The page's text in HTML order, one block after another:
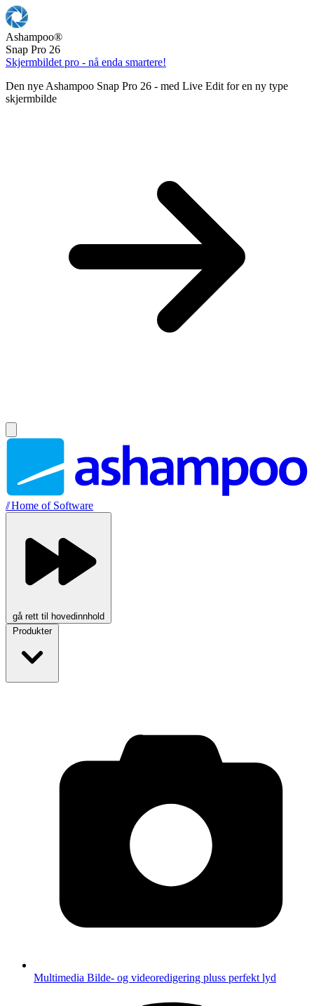
Ashampoo®
Snap Pro 26
Skjermbildet pro - nå enda smartere!
Den nye Ashampoo Snap Pro 26 - med Live Edit for en ny type
skjermbilde
//Home of Software
gå rett til hovedinnhold
Produkter
Multimedia Bilde- og videoredigering pluss perfekt lyd